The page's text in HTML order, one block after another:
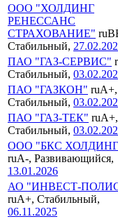
ООО "ХОЛДИНГ
РЕНЕССАНС
СТРАХОВАНИЕ"
Стабильный,
ПАО "ГАЗ-СЕРВИС"
Стабильный,
ПАО "ГАЗКОН" ruA+,
Стабильный,
ПАО "ГАЗ-ТЕК" ruA+,
Стабильный,
ООО "БКС
ruA-, Развивающийся,
13.01.2026
АО "ИНВЕСТ-
ruA+, Стабильный,
06.11.2025